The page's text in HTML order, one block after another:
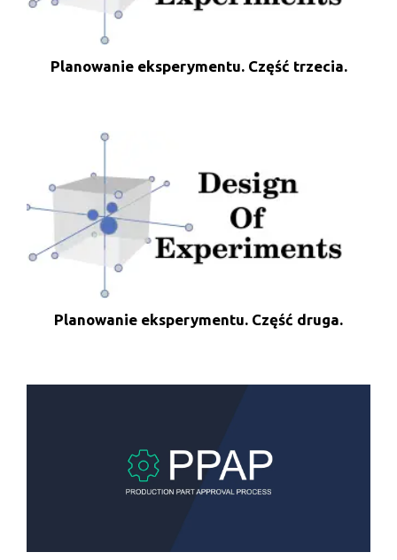
Planowanie eksperymentu. Część trzecia.
Planowanie eksperymentu. Część druga.